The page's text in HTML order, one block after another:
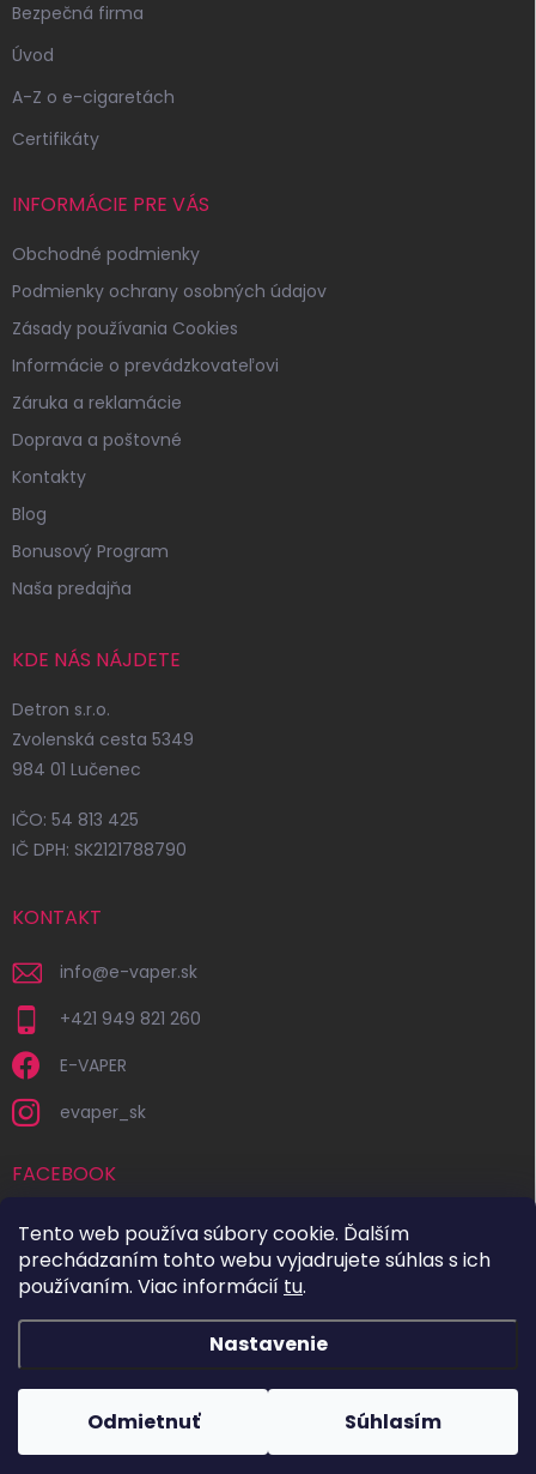
Tento web používa súbory cookie. Ďalším
prechádzaním tohto webu vyjadrujete súhlas s ich
používaním. Viac informácií tu.
Nastavenie
Odmietnuť Súhlasím
Bezpečná firma
Úvod
A-Z o e-cigaretách
Certifikáty
INFORMÁCIE PRE VÁS
Obchodné podmienky
Podmienky ochrany osobných údajov
Zásady používania Cookies
Informácie o prevádzkovateľovi
Záruka a reklamácie
Doprava a poštovné
Kontakty
Blog
Bonusový Program
Naša predajňa
KDE NÁS NÁJDETE
Detron s.r.o.
Zvolenská cesta 5349
984 01 Lučenec
IČO: 54 813 425
IČ DPH: SK2121788790
KONTAKT
info@e-vaper.sk
+421 949 821 260
E-VAPER
evaper_sk
FACEBOOK
Vytvoril Shoptet
Copyright 2026E-VAPER.SK. Všetky práva vyhradené.Upraviť
nastavenie cookies